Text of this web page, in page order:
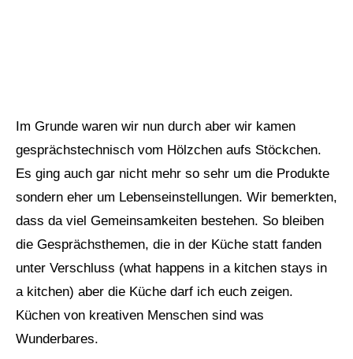
Im Grunde waren wir nun durch aber wir kamen
gesprächstechnisch vom Hölzchen aufs Stöckchen.
Es ging auch gar nicht mehr so sehr um die Produkte
sondern eher um Lebenseinstellungen. Wir bemerkten,
dass da viel Gemeinsamkeiten bestehen. So bleiben
die Gesprächsthemen, die in der Küche statt fanden
unter Verschluss (what happens in a kitchen stays in
a kitchen) aber die Küche darf ich euch zeigen.
Küchen von kreativen Menschen sind was
Wunderbares.